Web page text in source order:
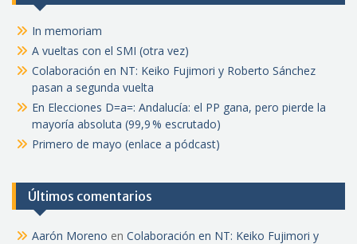
In memoriam
A vueltas con el SMI (otra vez)
Colaboración en NT: Keiko Fujimori y Roberto Sánchez
pasan a segunda vuelta
En Elecciones D=a=: Andalucía: el PP gana, pero pierde la
mayoría absoluta (99,9 % escrutado)
Primero de mayo (enlace a pódcast)
Últimos comentarios
Aarón Moreno en Colaboración en NT: Keiko Fujimori y